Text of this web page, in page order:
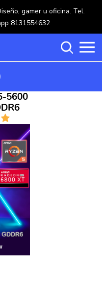
gamer u oficina. Tel.
8131554632
(117)
(5)
(218)
(114)
(PLOTTER)
(667)
5600